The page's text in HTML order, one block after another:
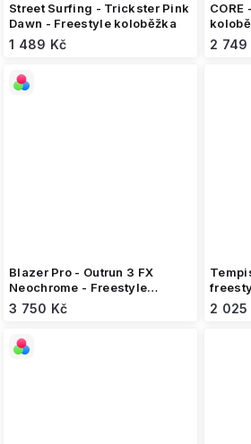
Street Surfing - Trickster Pink
Dawn - Freestyle koloběžka
1 489 Kč
CORE
2 749
Blazer Pro - Outrun 3 FX
Neochrome - Freestyle
koloběžka
3 750 Kč 2 025